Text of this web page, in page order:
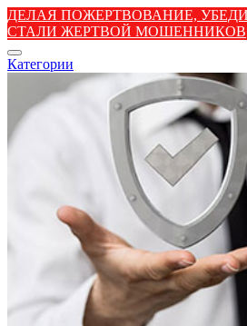
ДЕЛАЯ ПОЖЕРТВОВАНИЕ,
СТАЛИ ЖЕРТВОЙ МОШЕННИКОВ
Категории